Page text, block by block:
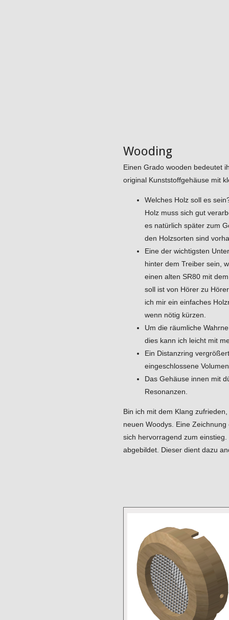
Wooding
Einen Grado wooden bedeutet
original Kunststoffgehäuse mit
Welches Holz soll es
Holz muss sich gut
es natürlich später zum
den Holzsorten sind
Eine der wichtigsten
hinter dem Treiber sein,
einen alten SR80 mit
soll ist von Hörer zu
ich mir ein einfaches
wenn nötig kürzen.
Um die räumliche
dies kann ich leicht mit
Ein Distanzring
eingeschlossene
Das Gehäuse innen mit
Resonanzen.
Bin ich mit dem Klang
neuen Woodys. Eine
sich hervorragend zum
abgebildet. Dieser dient dazu